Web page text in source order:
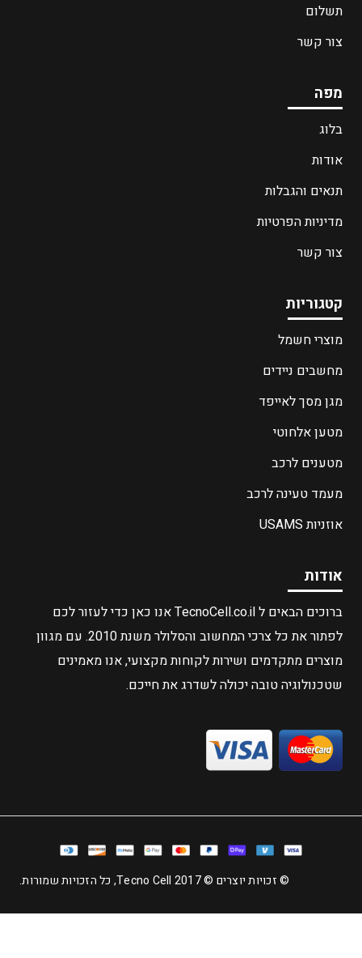
תשלום
צור קשר
מפה
בלוג
אודות
תנאים והגבלות
מדיניות הפרטיות
צור קשר
קטגוריות
מוצרי חשמל
מחשבים ניידים
מגן מסך לאייפד
מטען אלחוטי
מטענים לרכב
מעמד טעינה לרכב
אוזניות USAMS
אודות
ברוכים הבאים ל TecnoCell.co.il אנו כאן כדי לעזור לכם
לפתור את כל צרכי המחשוב והסלולר משנת 2010. עם מגוון
מוצרים מתקדמים ושירות לקוחות מקצועי, אנו מאמינים
שטכנולוגיה טובה יכולה לשדרג את חייכם.
© זכויות יוצרים © 2017 Tecno Cell, כל הזכויות שמורות.